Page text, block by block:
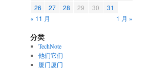
26
27 28 29 30
31
« 11 月
1 月 »
分类
TechNote
他们它们
厦门厦门